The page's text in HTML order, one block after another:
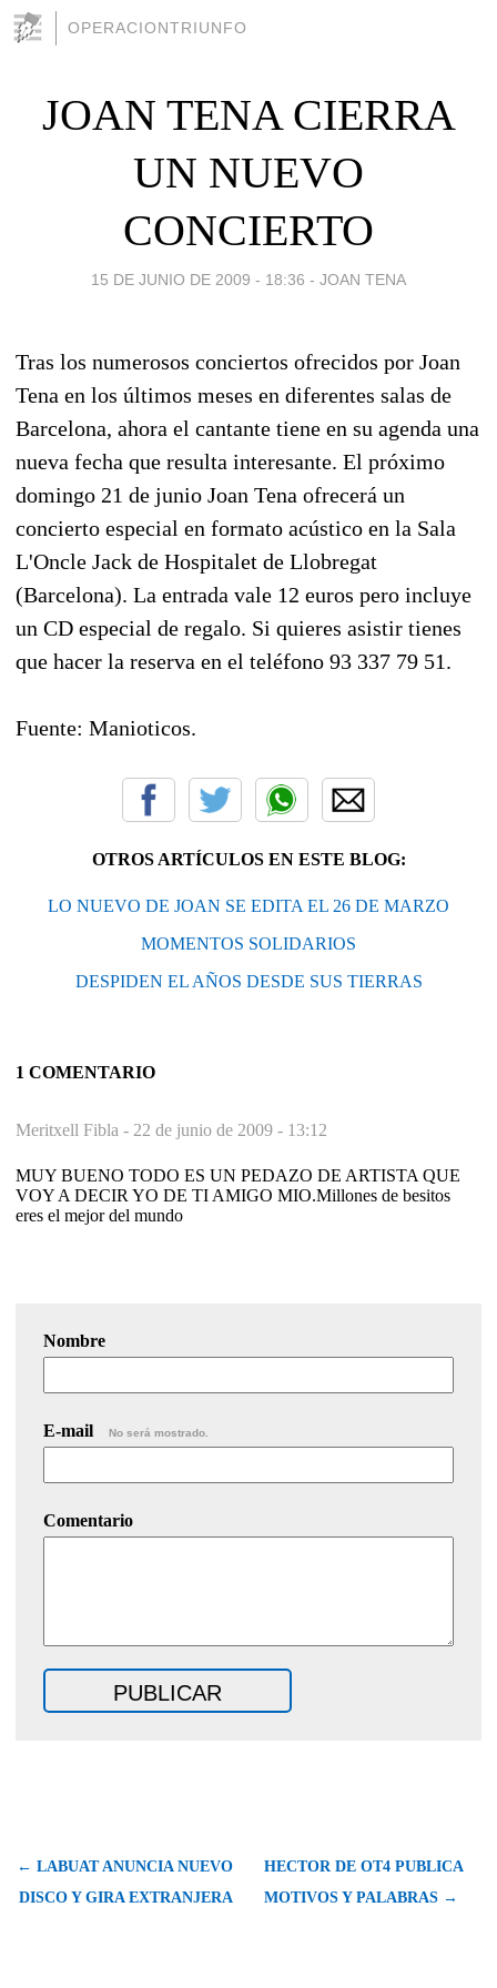
OPERACIONTRIUNFO
JOAN TENA CIERRA
UN NUEVO
CONCIERTO
15 DE JUNIO DE 2009 - 18:36 - JOAN TENA
Tras los numerosos conciertos ofrecidos por Joan
Tena en los últimos meses en diferentes salas de
Barcelona, ahora el cantante tiene en su agenda una
nueva fecha que resulta interesante. El próximo
domingo 21 de junio Joan Tena ofrecerá un
concierto especial en formato acústico en la Sala
L'Oncle Jack de Hospitalet de Llobregat
(Barcelona). La entrada vale 12 euros pero incluye
un CD especial de regalo. Si quieres asistir tienes
que hacer la reserva en el teléfono 93 337 79 51.
Fuente: Manioticos.
OTROS ARTÍCULOS EN ESTE BLOG:
LO NUEVO DE JOAN SE EDITA EL 26 DE MARZO
MOMENTOS SOLIDARIOS
DESPIDEN EL AÑOS DESDE SUS TIERRAS
1 COMENTARIO
Meritxell Fibla - 22 de junio de 2009 - 13:12
MUY BUENO TODO ES UN PEDAZO DE ARTISTA QUE
VOY A DECIR YO DE TI AMIGO MIO.Millones de besitos
eres el mejor del mundo
Nombre
E-mail No será mostrado.
Comentario
← LABUAT ANUNCIA NUEVO
DISCO Y GIRA EXTRANJERA
HECTOR DE OT4 PUBLICA
MOTIVOS Y PALABRAS →